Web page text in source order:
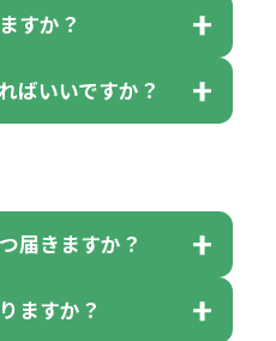
】
入力ください。
入できる単位が決
力すると、アラー
応させていただき
ついては送料着払い
り、対応が変わる
却いただけない場
数+製版代
代）+名入れ費用
の場合には、名入
版代が2倍必要で
ジより各種帳票の
可能です。
はご確認ください。
ード
すか？
ジより各種帳票の
ご確認ください。
ード
ばいいですか？
します。
たいしてん）
届きますか？
入金確認後3営業
ますか？